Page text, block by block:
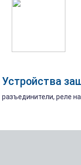
Устройства
разъединители, реле